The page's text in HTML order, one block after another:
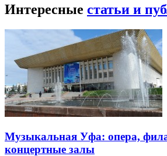
Интересные статьи и
Музыкальная Уфа: опера,
концертные залы